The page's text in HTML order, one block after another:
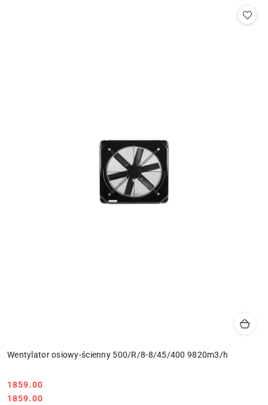
Wentylator osiowy-ścienny 500/R/8-8/45/400 9820m3/h
Cena:
1859.00
Cena:
1859.00